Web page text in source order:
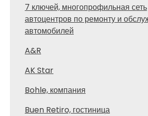
7 ключей, многопрофильная сеть
автоцентров по ремонту и
автомобилей
A&R
AK Star
Bohle, компания
Buen Retiro, гостиница